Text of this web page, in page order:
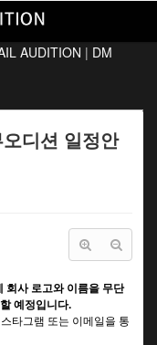
AUDITION | DM
디션 일정안
회사 로고와 이름을 무단
예정입니다.
타그램 또는 이메일을 통